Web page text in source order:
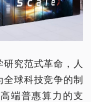
究范式革命，人
球科技竞争的制
端普惠算力的支